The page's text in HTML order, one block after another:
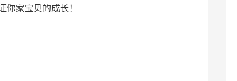
你家宝贝的成长！